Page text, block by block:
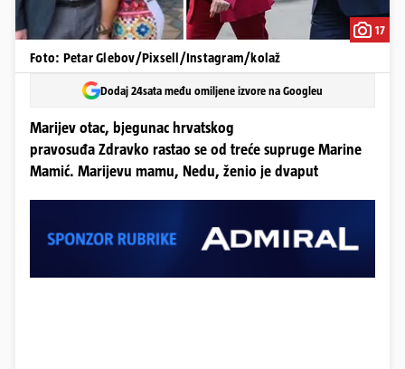
17
Foto: Petar Glebov/Pixsell/Instagram/kolaž
Dodaj 24sata među omiljene izvore na Googleu
Marijev otac, bjegunac hrvatskog
pravosuđa Zdravko rastao se od treće supruge Marine
Mamić. Marijevu mamu, Nedu, ženio je dvaput